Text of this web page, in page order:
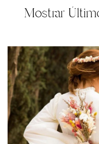
Mostrar